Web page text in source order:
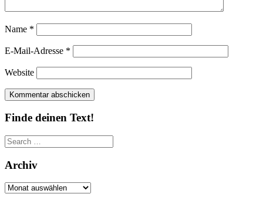
Name *
E-Mail-Adresse *
Website
Finde deinen Text!
Search
for:
Archiv
Archiv